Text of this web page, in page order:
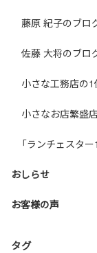
藤原 紀子のブロ
佐藤 大将のブロ
小さな工務店の
小さなお店繁盛
「ランチェスタ
おしらせ
お客様の声
タグ